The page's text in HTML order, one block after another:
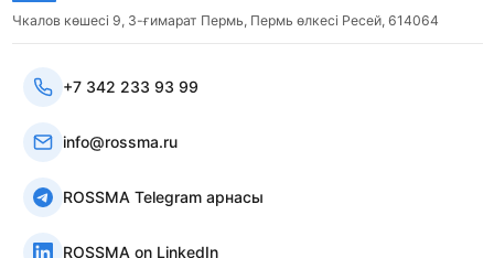
Чкалов көшесі 9, 3-ғимарат Пермь, Пермь өлкесі Ресей, 614064
+7 342 233 93 99
info@rossma.ru
ROSSMA Telegram арнасы
ROSSMA on LinkedIn